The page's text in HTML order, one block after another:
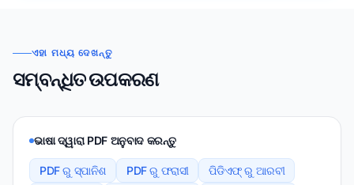
ଏହା ମଧ୍ୟ ଦେଖନ୍ତୁ
ସମ୍ବନ୍ଧିତ ଉପକରଣ
ଭାଷା ଦ୍ୱାରା PDF ଅନୁବାଦ କରନ୍ତୁ
PDF ରୁ ସ୍ପାନିଶ PDF ରୁ ଫରାସୀ
ପିଡିଏଫ୍ ରୁ ଆରବୀ